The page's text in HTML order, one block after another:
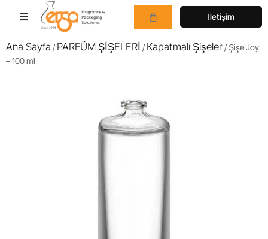
İletişim
Ana Sayfa /PARFÜM ŞİŞELERİ /Kapatmalı Şişeler/ Şişe Joy
– 100 ml